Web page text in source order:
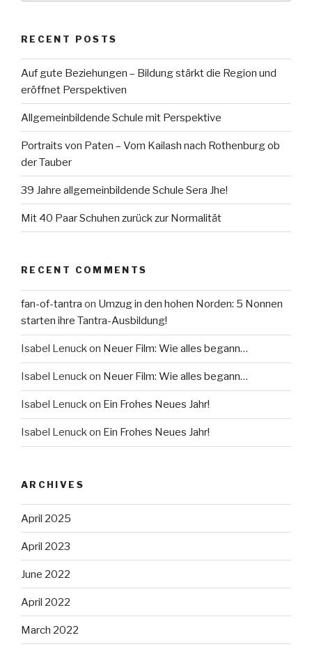
RECENT POSTS
Auf gute Beziehungen – Bildung stärkt die Region und
eröffnet Perspektiven
Allgemeinbildende Schule mit Perspektive
Portraits von Paten – Vom Kailash nach Rothenburg ob
der Tauber
39 Jahre allgemeinbildende Schule Sera Jhe!
Mit 40 Paar Schuhen zurück zur Normalität
RECENT COMMENTS
fan-of-tantra on Umzug in den hohen Norden: 5 Nonnen
starten ihre Tantra-Ausbildung!
Isabel Lenuckon Neuer Film: Wie alles begann…
Isabel Lenuckon Neuer Film: Wie alles begann…
Isabel Lenuckon Ein Frohes Neues Jahr!
Isabel Lenuckon Ein Frohes Neues Jahr!
ARCHIVES
April 2025
April 2023
June 2022
April 2022
March 2022